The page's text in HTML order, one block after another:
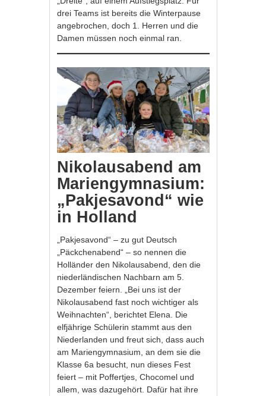
drei Teams ist bereits die Winterpause
angebrochen, doch 1. Herren und die
Damen müssen noch einmal ran.
Nikolausabend am
Mariengymnasium:
„Pakjesavond“ wie
in Holland
„Pakjesavond“ – zu gut Deutsch
„Päckchenabend“ – so nennen die
Holländer den Nikolausabend, den die
niederländischen Nachbarn am 5.
Dezember feiern. „Bei uns ist der
Nikolausabend fast noch wichtiger als
Weihnachten“, berichtet Elena. Die
elfjährige Schülerin stammt aus den
Niederlanden und freut sich, dass auch
am Mariengymnasium, an dem sie die
Klasse 6a besucht, nun dieses Fest
feiert – mit Poffertjes, Chocomel und
allem, was dazugehört. Dafür hat ihre